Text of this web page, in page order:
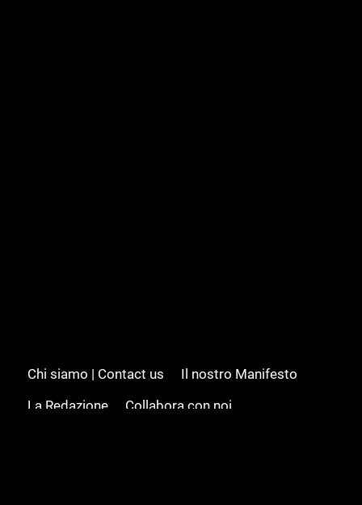
Chi siamo | Contact us
Il nostro Manifesto
La Redazione
Collabora con noi